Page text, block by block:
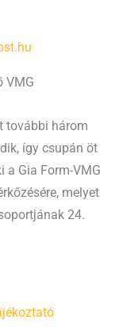
VMG
további három
így csupán öt
Gia Form-VMG
melyet
24.